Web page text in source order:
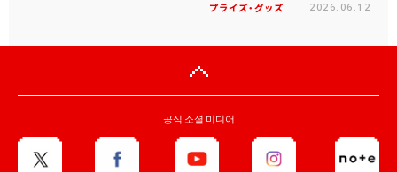
プライズ・グッズ 2026.06.12
공식 소셜 미디어